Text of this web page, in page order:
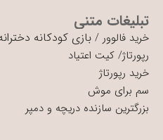
تبلیغات متنی
خرید فالوور / بازی کودکانه
رپورتاژ/ کیت اعتیاد
خرید رپورتاژ
سم برای موش
بزرگترین سازنده دریچه و دمپر